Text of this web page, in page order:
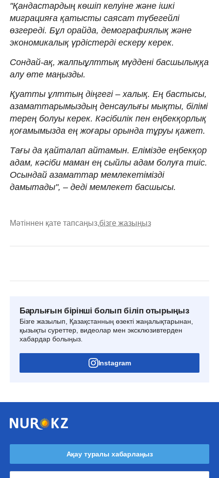
"Қандастардың көшіп келуіне және ішкі
миграцияға қатысты саясат түбегейлі
өзгереді. Бұл орайда, демографиялық және
экономикалық үрдістерді ескеру керек.
Сондай-ақ, жалпыұлттық мүддені басшылыққа
алу өте маңызды.
Қуатты ұлттың діңгегі – халық. Ең бастысы,
азаматтарымыздың денсаулығы мықты, білімі
терең болуы керек. Кәсібилік пен еңбекқорлық
қоғамымызда ең жоғары орында тұруы қажет.
Тағы да қайталап айтамын. Елімізде еңбекқор
адам, кәсіби маман ең сыйлы адам болуға тиіс.
Осындай азаматтар мемлекетімізді
дамытады", – деді мемлекет басшысы.
Мәтіннен қате тапсаңыз,бізге жазыңыз
Барлығын бірінші болып біліп отырыңыз
Бізге жазылып, Қазақстанның өзекті жаңалықтарынан,
қызықты суреттер, видеолар мен эксклюзивтерден
хабардар болыңыз.
Instagram
Ақау туралы хабарлаңыз